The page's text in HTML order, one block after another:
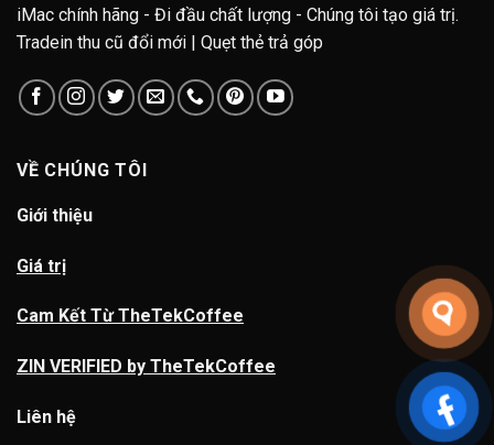
iMac chính hãng - Đi đầu chất lượng - Chúng tôi tạo giá trị.
Tradein thu cũ đổi mới | Quẹt thẻ trả góp
VỀ CHÚNG TÔI
Giới thiệu
Giá trị
Cam Kết Từ TheTekCoffee
ZIN VERIFIED by TheTekCoffee
Liên hệ